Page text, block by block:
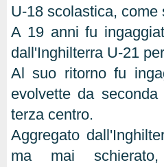
U-18 scolastica, come
A 19 anni fu
dall'Inghilterra U-21
Al suo ritorno fu
evolvette da
terza centro.
Aggregato
ma mai